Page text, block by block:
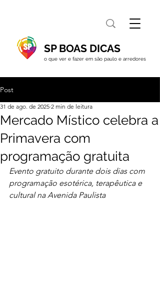
SP BOAS DICAS
o que ver e fazer em são paulo e arredores
Post
Mercado Místico celebra a
Primavera com
programação gratuita
31 de ago. de 2025 2 min de leitura
Evento gratuito durante dois dias com
programação esotérica, terapêutica e
cultural na Avenida Paulista